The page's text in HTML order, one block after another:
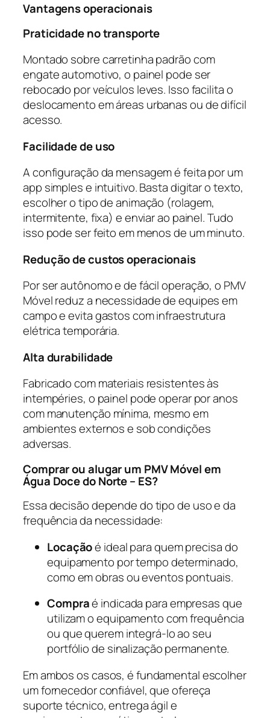
Vantagens operacionais
Praticidade no transporte
Montado sobre carretinha padrão com
engate automotivo, o painel pode ser
rebocado por veículos leves. Isso facilita o
deslocamento em áreas urbanas ou de difícil
acesso.
Facilidade de uso
A configuração da mensagem é feita por um
app simples e intuitivo. Basta digitar o texto,
escolher o tipo de animação (rolagem,
intermitente, fixa) e enviar ao painel. Tudo
isso pode ser feito em menos de um minuto.
Redução de custos operacionais
Por ser autônomo e de fácil operação, o PMV
Móvel reduz a necessidade de equipes em
campo e evita gastos com infraestrutura
elétrica temporária.
Alta durabilidade
Fabricado com materiais resistentes às
intempéries, o painel pode operar por anos
com manutenção mínima, mesmo em
ambientes externos e sob condições
adversas.
Comprar ou alugar um PMV Móvel em
Água Doce do Norte – ES?
Essa decisão depende do tipo de uso e da
frequência da necessidade:
Locaçãoé ideal para quem precisa do
equipamento por tempo determinado,
como em obras ou eventos pontuais.
Compraé indicada para empresas que
utilizam o equipamento com frequência
ou que querem integrá-lo ao seu
portfólio de sinalização permanente.
Em ambos os casos, é fundamental escolher
um fornecedor confiável, que ofereça
suporte técnico, entrega ágil e